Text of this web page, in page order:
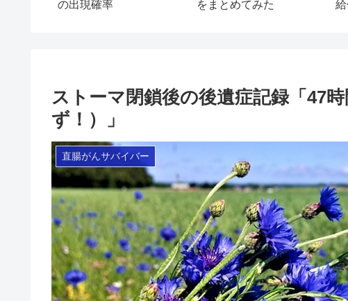
の出現確率
をまとめてみた
ストーマ閉鎖後の後遺症記録「47
ず！）」
直腸がんサバイバー